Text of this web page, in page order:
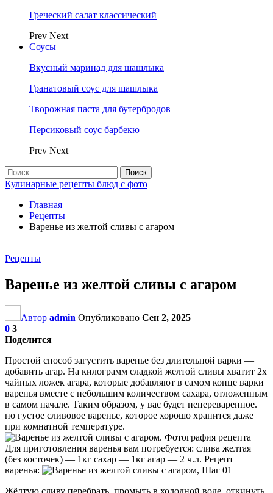
Греческий салат классический
Prev Next
Соусы
Вкусный маринад для шашлыка
Гранатовый соус для шашлыка
Творожная паста для бутербродов
Персиковый соус барбекю
Prev Next
Кулинарные рецепты блюд с фото
Главная
Рецепты
Варенье из желтой сливы с агаром
Рецепты
Варенье из желтой сливы с агаром
Автор admin Опубликовано Сен 2, 2025
0 3
Поделится
Простой способ загустить варенье без длительной варки —
добавить агар. На килограмм сладкой желтой сливы хватит 2х
чайных ложек агара, которые добавляют в самом конце варки
варенья вместе с небольшим количеством сахара, отложенным
в самом начале. Таким образом, у вас будет непереваренное.
но густое сливовое варенье, которое хорошо хранится даже
при комнатной температуре.
Для приготовления варенья вам потребуется: слива желтая
(без косточек) — 1кг сахар — 1кг агар — 2 ч.л. Рецепт
варенья:
Жёлтую сливу перебрать, промыть в холодной воде, откинуть